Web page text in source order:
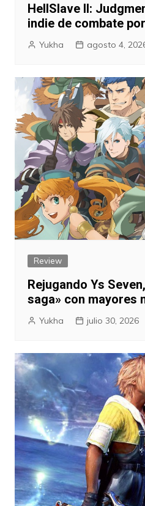
HellSlave II:
indie de combate
Yukha agosto 4,
Review
Rejugando Ys
saga» con mayores
Yukha julio 30, 2026